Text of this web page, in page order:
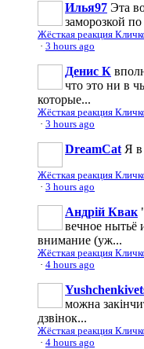
Илья97 Эта
заморозкой
Жёсткая реакция
· 3 hours ago
Денис К
что это ни в
которые...
Жёсткая реакция
· 3 hours ago
DreamCat Я в
Жёсткая реакция
· 3 hours ago
Андрій Квак
вечное нытьё
внимание (уж...
Жёсткая реакция
· 4 hours ago
можна
дзвінок...
Жёсткая реакция
· 4 hours ago